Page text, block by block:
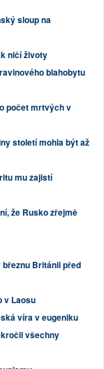
sloup na
ničí životy
blahobytu
počet mrtvých v
století mohla být až
mu zajistí
že Rusko zřejmě
Británii před
v Laosu
víra v eugeniku
všechny